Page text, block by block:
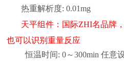
热重解析度: 0.01mg
天平组件 ： 国际ZHI名品牌
也可以识别重量反应
恒温时间: 0～300min 任意